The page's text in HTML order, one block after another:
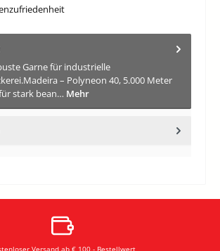
Garne für industrielle
– Polyneon 40, 5.000 Meter
stark bean… Mehr
Versand ab € 100,- Bestellwert